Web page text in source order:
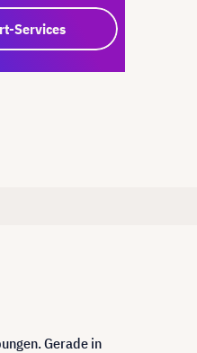
Services
Gerade in